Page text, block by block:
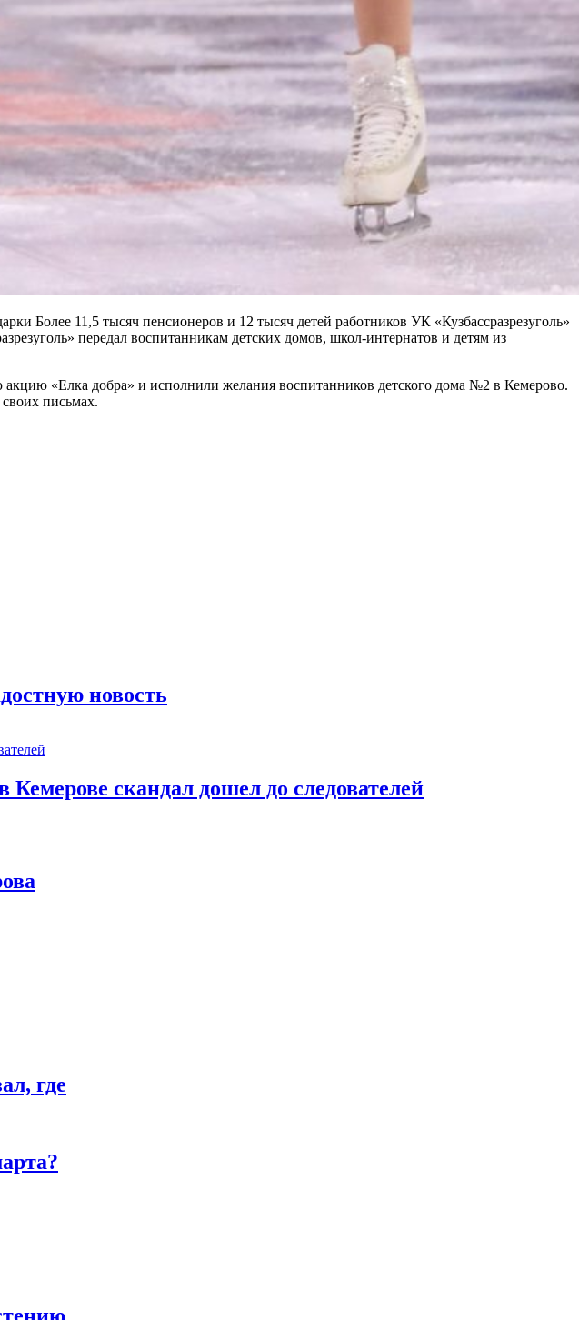
Более 11,5 тысяч пенсионеров и 12 тысяч детей работников УК «Кузбассразрезуголь»
передал воспитанникам детских домов, школ-интернатов и детям из
«Елка добра» и исполнили желания воспитанников детского дома №2 в Кемерово.
письмах.
новость
скандал дошел до следователей
где